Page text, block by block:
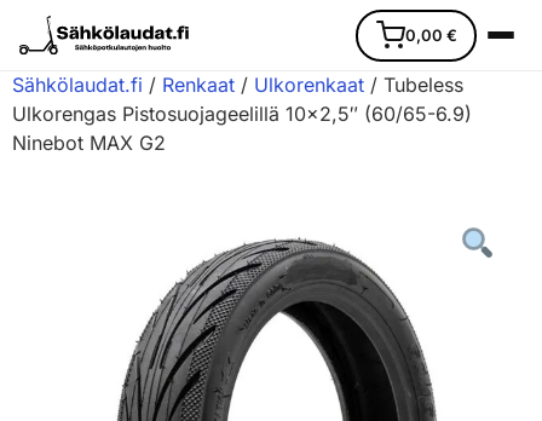
0,00 €
Sähkölaudat.fi / Renkaat / Ulkorenkaat / Tubeless
Ulkorengas Pistosuojageelillä 10×2,5″ (60/65-6.9)
Ninebot MAX G2